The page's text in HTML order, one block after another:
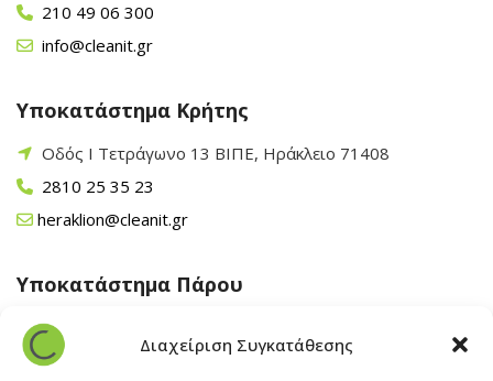
Διαχείριση Συγκατάθεσης
210 49 06 300
info@cleanit.gr
Υποκατάστημα Κρήτης
Οδός Ι Τετράγωνο 13 ΒΙΠΕ, Ηράκλειο 71408
2810 25 35 23
heraklion@cleanit.gr
Υποκατάστημα Πάρου
Άγιος Βλάσης Αρχίλοχος, Πάρος 84400
22840 43 163